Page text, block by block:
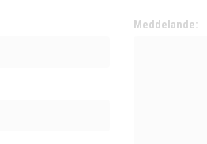
Meddelande: